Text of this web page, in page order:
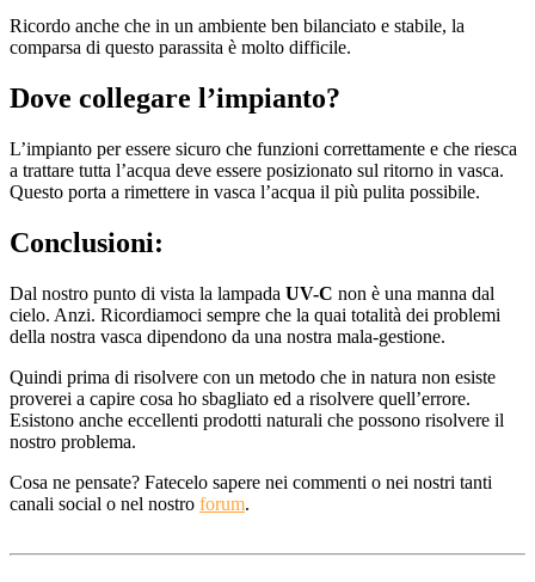
Ricordo anche che in un ambiente ben bilanciato e stabile, la
comparsa di questo parassita è molto difficile.
Dove collegare l’impianto?
L’impianto per essere sicuro che funzioni correttamente e che riesca
a trattare tutta l’acqua deve essere posizionato sul ritorno in vasca.
Questo porta a rimettere in vasca l’acqua il più pulita possibile.
Conclusioni:
Dal nostro punto di vista la lampada UV-C non è una manna dal
cielo. Anzi. Ricordiamoci sempre che la quai totalità dei problemi
della nostra vasca dipendono da una nostra mala-gestione.
Quindi prima di risolvere con un metodo che in natura non esiste
proverei a capire cosa ho sbagliato ed a risolvere quell’errore.
Esistono anche eccellenti prodotti naturali che possono risolvere il
nostro problema.
Cosa ne pensate? Fatecelo sapere nei commenti o nei nostri tanti
canali social o nel nostro forum.